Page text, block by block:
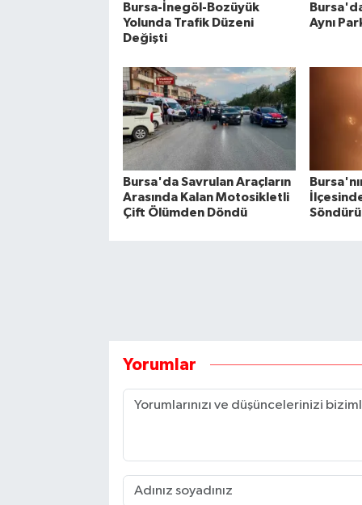
Bursa-İnegöl-Bozüyük
Yolunda Trafik Düzeni
Değişti
Aynı
Bursa'da Savrulan Araçların
Arasında Kalan Motosikletli
Çift Ölümden Döndü
Yorumlar